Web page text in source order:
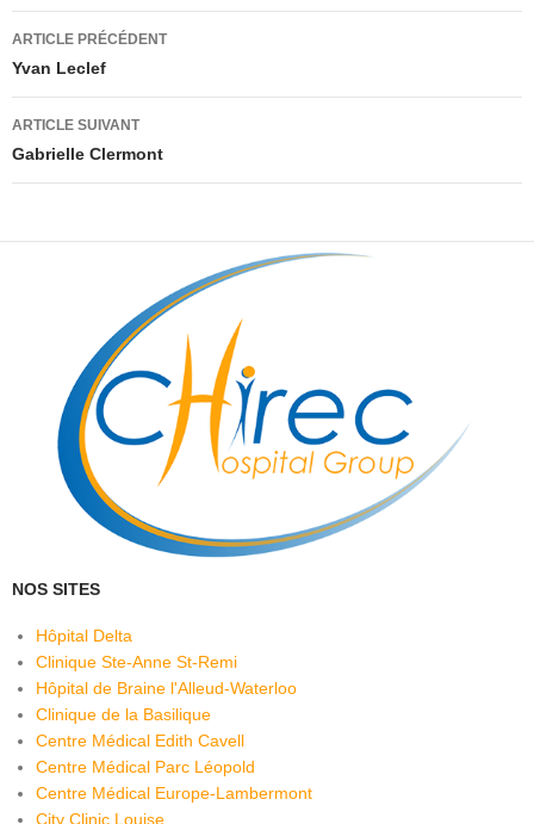
Navigation
des
articles
ARTICLE PRÉCÉDENT
Yvan Leclef
ARTICLE SUIVANT
Gabrielle Clermont
NOS SITES
Hôpital Delta
Clinique Ste-Anne St-Remi
Hôpital de Braine l'Alleud-Waterloo
Clinique de la Basilique
Centre Médical Edith Cavell
Centre Médical Parc Léopold
Centre Médical Europe-Lambermont
City Clinic Louise